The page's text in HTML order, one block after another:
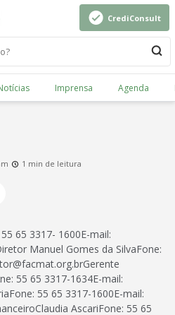
CrediConsult
Imprensa Agenda
1 min de leitura
65 3317- 1600E-mail:
Manuel Gomes da SilvaFone:
55 65 3317-1634E-mail:
55 65 3317-1600E-mail:
AscariFone: 55 65